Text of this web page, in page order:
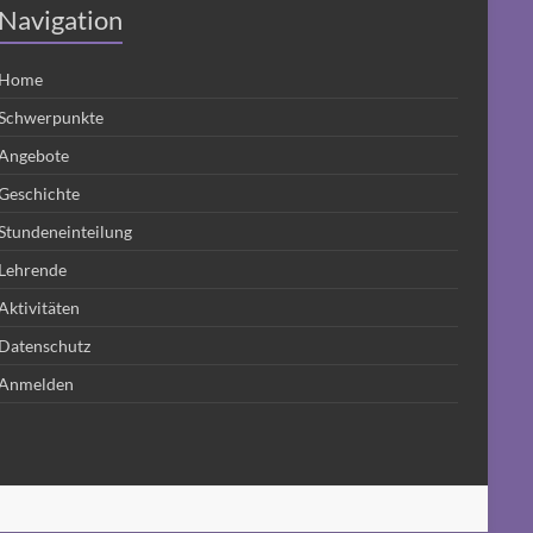
Navigation
Home
Lehrende
Datenschutz